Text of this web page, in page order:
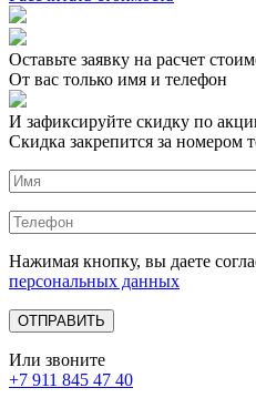
Оставьте заявку на расчет
От вас только имя и телефон
И зафиксируйте скидку по
Скидка закрепится за номером
Нажимая кнопку, вы даете
персональных данных
Или звоните
+7 911 845 47 40